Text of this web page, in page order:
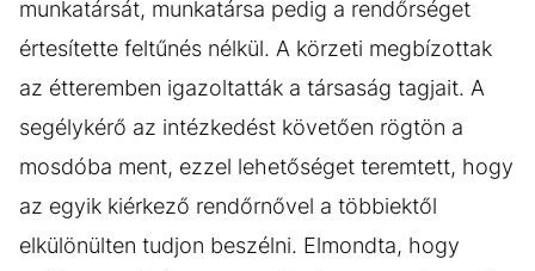
munkatársát, munkatársa pedig a rendőrséget
értesítette feltűnés nélkül. A körzeti megbízottak
az étteremben igazoltatták a társaság tagjait. A
segélykérő az intézkedést követően rögtön a
mosdóba ment, ezzel lehetőséget teremtett, hogy
az egyik kiérkező rendőrnővel a többiektől
elkülönülten tudjon beszélni. Elmondta, hogy